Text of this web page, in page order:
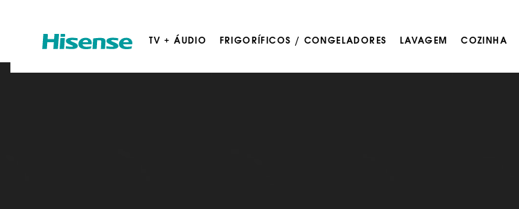
TV + ÁUDIO FRIGORÍFICOS / CONGELADORES LAVAGEM COZINHA